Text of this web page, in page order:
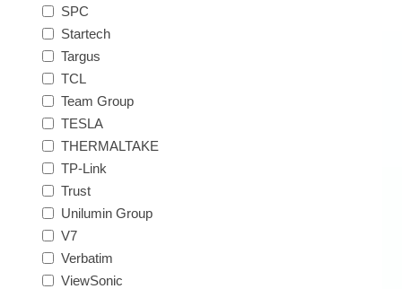
SPC
Startech
Targus
TCL
Team Group
TESLA
THERMALTAKE
TP-Link
Trust
Unilumin Group
V7
Verbatim
ViewSonic